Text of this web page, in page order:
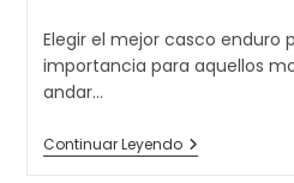
la
entrada:
Elegir el mejor casco enduro
importancia para aquellos
andar…
Continuar LeyendoLos
9